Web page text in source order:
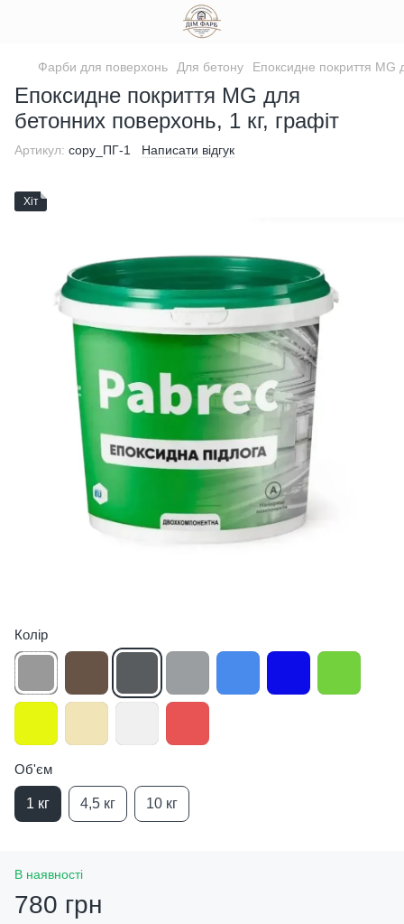
Фарби для поверхонь Для бетону Епоксидне покриття MG
Епоксидне покриття MG для
бетонних поверхонь, 1 кг, графіт
Артикул: copy_ПГ-1 Написати відгук
Хіт
Колір
Об'єм
1 кг 4,5 кг 10 кг
В наявності
780 грн